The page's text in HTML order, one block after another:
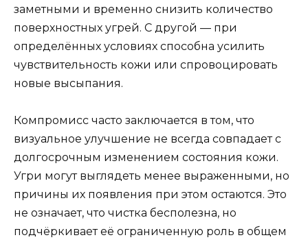
заметными и временно снизить количество
поверхностных угрей. С другой — при
определённых условиях способна усилить
чувствительность кожи или спровоцировать
новые высыпания.
Компромисс часто заключается в том, что
визуальное улучшение не всегда совпадает с
долгосрочным изменением состояния кожи.
Угри могут выглядеть менее выраженными, но
причины их появления при этом остаются. Это
не означает, что чистка бесполезна, но
подчёркивает её ограниченную роль в общем